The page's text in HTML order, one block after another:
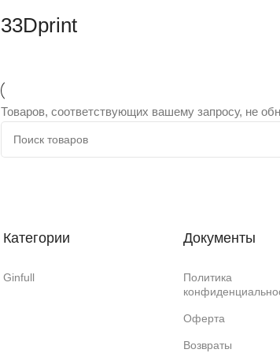
33Dprint
Товаров, соответствующих вашему запросу, не
Категории
Ginfull
Документы
Политика
Оферта
Возвраты